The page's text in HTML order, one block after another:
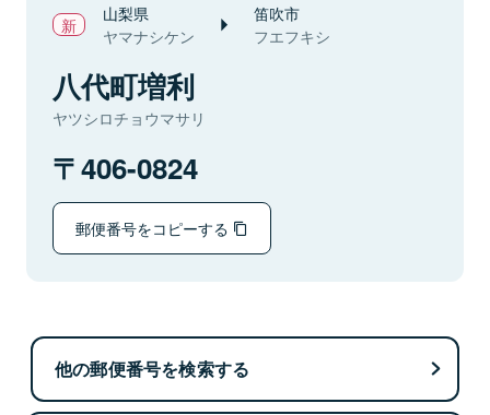
山梨県
ヤマナシケン
笛吹市
フエフキシ
八代町増利
ヤツシロチョウマサリ
406-0824
郵便番号をコピーする
他の郵便番号を検索する